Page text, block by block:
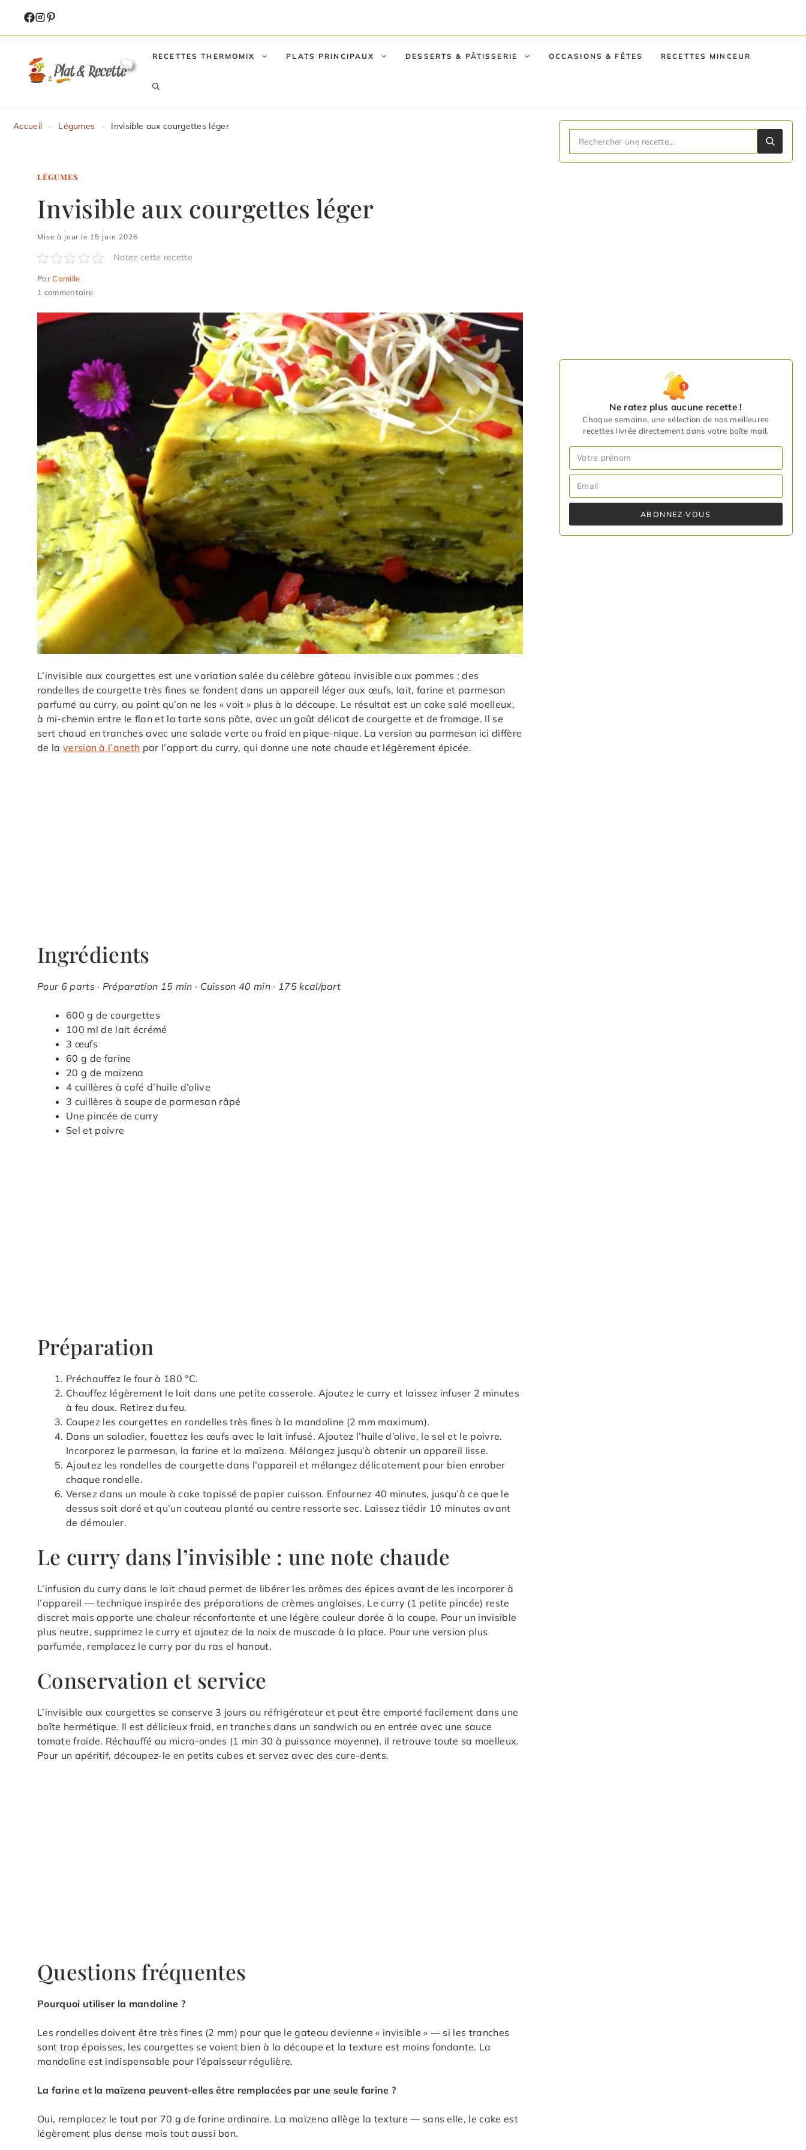
contenu
RECETTES THERMOMIX PLATS PRINCIPAUX DESSERTS & PÂTISSERIE OCCASIONS & FÊTES RECETTES MINCEUR
Accueil - Légumes - Invisible aux courgettes léger
LÉGUMES
Invisible aux courgettes léger
Mise à jour le 15 juin 2026
Notez cette recette
ParCamille
1 commentaire
L’invisible aux courgettes est une variation salée du célèbre gâteau invisible aux pommes : des
rondelles de courgette très fines se fondent dans un appareil léger aux œufs, lait, farine et parmesan
parfumé au curry, au point qu’on ne les « voit » plus à la découpe. Le résultat est un cake salé moelleux,
à mi-chemin entre le flan et la tarte sans pâte, avec un goût délicat de courgette et de fromage. Il se
sert chaud en tranches avec une salade verte ou froid en pique-nique. La version au parmesan ici diffère
de la version à l’aneth par l’apport du curry, qui donne une note chaude et légèrement épicée.
Ingrédients
Pour 6 parts · Préparation 15 min · Cuisson 40 min · 175 kcal/part
600 g de courgettes
100 ml de lait écrémé
3 œufs
60 g de farine
20 g de maïzena
4 cuillères à café d’huile d’olive
3 cuillères à soupe de parmesan râpé
Une pincée de curry
Sel et poivre
Préparation
Préchauffez le four à 180 °C.
Chauffez légèrement le lait dans une petite casserole. Ajoutez le curry et laissez infuser 2 minutes
à feu doux. Retirez du feu.
Coupez les courgettes en rondelles très fines à la mandoline (2 mm maximum).
Dans un saladier, fouettez les œufs avec le lait infusé. Ajoutez l’huile d’olive, le sel et le poivre.
Incorporez le parmesan, la farine et la maïzena. Mélangez jusqu’à obtenir un appareil lisse.
Ajoutez les rondelles de courgette dans l’appareil et mélangez délicatement pour bien enrober
chaque rondelle.
Versez dans un moule à cake tapissé de papier cuisson. Enfournez 40 minutes, jusqu’à ce que le
dessus soit doré et qu’un couteau planté au centre ressorte sec. Laissez tiédir 10 minutes avant
de démouler.
Le curry dans l’invisible : une note chaude
L’infusion du curry dans le lait chaud permet de libérer les arômes des épices avant de les incorporer à
l’appareil — technique inspirée des préparations de crèmes anglaises. Le curry (1 petite pincée) reste
discret mais apporte une chaleur réconfortante et une légère couleur dorée à la coupe. Pour un invisible
plus neutre, supprimez le curry et ajoutez de la noix de muscade à la place. Pour une version plus
parfumée, remplacez le curry par du ras el hanout.
Conservation et service
L’invisible aux courgettes se conserve 3 jours au réfrigérateur et peut être emporté facilement dans une
boîte hermétique. Il est délicieux froid, en tranches dans un sandwich ou en entrée avec une sauce
tomate froide. Réchauffé au micro-ondes (1 min 30 à puissance moyenne), il retrouve toute sa moelleux.
Pour un apéritif, découpez-le en petits cubes et servez avec des cure-dents.
Questions fréquentes
Pourquoi utiliser la mandoline ?
Les rondelles doivent être très fines (2 mm) pour que le gateau devienne « invisible » — si les tranches
sont trop épaisses, les courgettes se voient bien à la découpe et la texture est moins fondante. La
mandoline est indispensable pour l’épaisseur régulière.
La farine et la maïzena peuvent-elles être remplacées par une seule farine ?
Oui, remplacez le tout par 70 g de farine ordinaire. La maïzena allège la texture — sans elle, le cake est
légèrement plus dense mais tout aussi bon.
Ne ratez plus aucune recette !
Chaque semaine, une sélection de nos meilleures
recettes livrée directement dans votre boîte mail.
ABONNEZ-VOUS